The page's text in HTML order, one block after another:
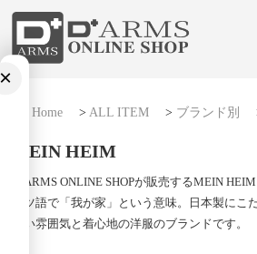
Home > ALL ITEM> ブランド別
MEIN HEIM
D-ARMS ONLINE SHOPが販売するMEIN
イツ語で「我が家」という意味。日本製にこ
しい雰囲気と着心地の洋服のブランドです。
×